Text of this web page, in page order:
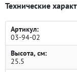
Технические
Артикул:
03-94-02
Высота, см:
25.5